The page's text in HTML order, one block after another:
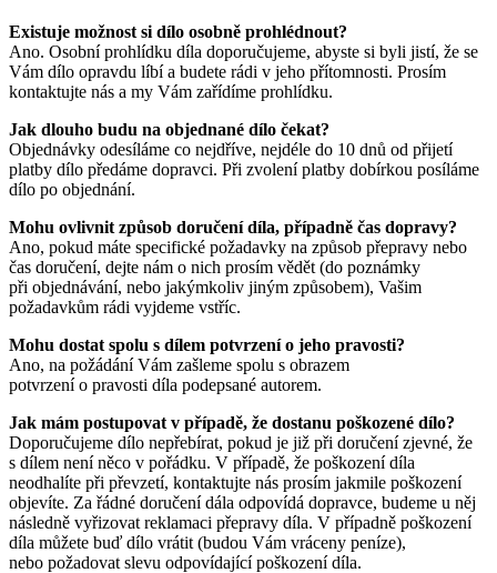
Existuje možnost si dílo osobně prohlédnout?
Ano. Osobní prohlídku díla doporučujeme, abyste si byli jistí, že se
Vám dílo opravdu líbí a budete rádi v jeho přítomnosti. Prosím
kontaktujte nás a my Vám zařídíme prohlídku.
Jak dlouho budu na objednané dílo čekat?
Objednávky odesíláme co nejdříve, nejdéle do 10 dnů od přijetí
platby dílo předáme dopravci. Při zvolení platby dobírkou posíláme
dílo po objednání.
Mohu ovlivnit způsob doručení díla, případně čas dopravy?
Ano, pokud máte specifické požadavky na způsob přepravy nebo
čas doručení, dejte nám o nich prosím vědět (do poznámky
při objednávání, nebo jakýmkoliv jiným způsobem), Vašim
požadavkům rádi vyjdeme vstříc.
Mohu dostat spolu s dílem potvrzení o jeho pravosti?
Ano, na požádání Vám zašleme spolu s obrazem
potvrzení o pravosti díla podepsané autorem.
Jak mám postupovat v případě, že dostanu poškozené dílo?
Doporučujeme dílo nepřebírat, pokud je již při doručení zjevné, že
s dílem není něco v pořádku. V případě, že poškození díla
neodhalíte při převzetí, kontaktujte nás prosím jakmile poškození
objevíte. Za řádné doručení dála odpovídá dopravce, budeme u něj
následně vyřizovat reklamaci přepravy díla. V případně poškození
díla můžete buď dílo vrátit (budou Vám vráceny peníze),
nebo požadovat slevu odpovídající poškození díla.